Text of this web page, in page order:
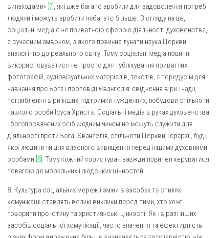
винаходами» [7] , які вже багато зробили для задоволення потреб
людини і можуть зробити набагато більше. З огляду на це,
соціальні медіа є не приватною сферою діяльності духовенства,
а сучасним амвоном, з якого повинна лунати наука Церкви,
аналогічно до реального світу. Тому соціальні медіа повинні
використовуватися не просто для публікування приватних
фотографій, аудіовізуальних матеріалів, текстів, а передусім для
навчання про Бога і проповіді Євангелія: свідчення віри і надії,
поглиблення віри інших, підтримки нужденних, побудови спільноти
навколо особи Ісуса Христа. Соціальні медіа в руках духовенства
і богопосвячених осіб жодним чином не можуть служити для
діяльності проти Бога, Євангелія, спільноти Церкви, ієрархії, будь-
якої людини чи для власного вивищення перед іншими духовними
особами [8] . Тому кожний користувач завжди повинен керуватися
повагою до моральних і людських цінностей.
8. Культура соціальних мереж і зміни в засобах та стилях
комунікації ставлять великі виклики перед тими, хто хоче
говорити про Істину та християнські цінності. Як і в разі інших
засобів соціальної комунікації, часто значення та ефективність